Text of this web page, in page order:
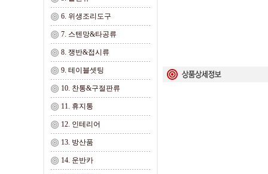
6. 위생조리도구
7. 스텐망&타공류
8. 쟁반&접시류
9. 테이블셋팅
10. 찬통&구절판류
11. 휴지통
12. 인테리어
13. 방산품
14. 운반카